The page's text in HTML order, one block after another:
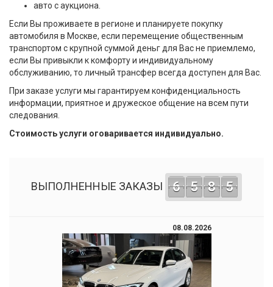
авто с аукциона.
Если Вы проживаете в регионе и планируете покупку
автомобиля в Москве, если перемещение общественным
транспортом с крупной суммой деньг для Вас не приемлемо,
если Вы привыкли к комфорту и индивидуальному
обслуживанию, то личный трансфер всегда доступен для Вас.
При заказе услуги мы гарантируем конфиденциальность
информации, приятное и дружеское общение на всем пути
следования.
Стоимость услуги оговаривается индивидуально.
ВЫПОЛНЕННЫЕ ЗАКАЗЫ 6 5 8 5
08.08.2026